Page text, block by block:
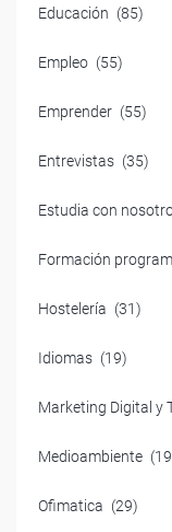
Educación (85)
Empleo (55)
Emprender (55)
Entrevistas (35)
Estudia con
Formación
Hostelería (31)
Idiomas (19)
Marketing Digital y
Medioambiente
Ofimatica (29)